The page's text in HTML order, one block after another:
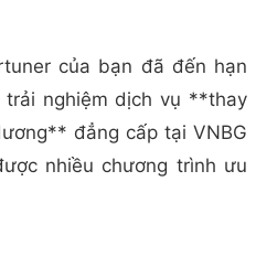
của bạn đã đến hạn
nghiệm dịch vụ **thay
đẳng cấp tại VNBG
nhiều chương trình ưu